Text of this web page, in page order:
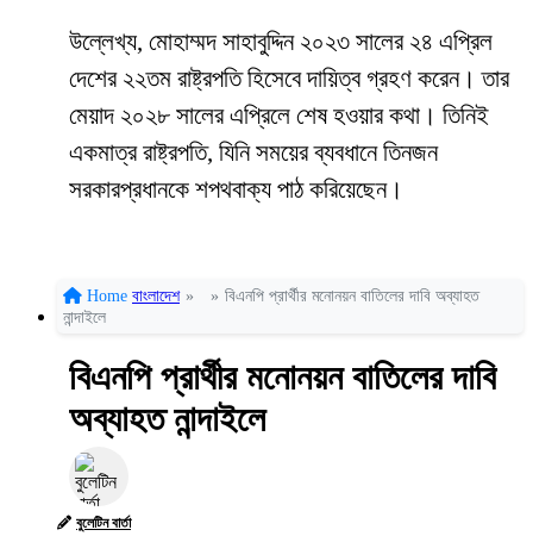
উল্লেখ্য, মোহাম্মদ সাহাবুদ্দিন ২০২৩ সালের ২৪ এপ্রিল
দেশের ২২তম রাষ্ট্রপতি হিসেবে দায়িত্ব গ্রহণ করেন। তার
মেয়াদ ২০২৮ সালের এপ্রিলে শেষ হওয়ার কথা। তিনিই
একমাত্র রাষ্ট্রপতি, যিনি সময়ের ব্যবধানে তিনজন
সরকারপ্রধানকে শপথবাক্য পাঠ করিয়েছেন।
Home বাংলাদেশ » » বিএনপি প্রার্থীর মনোনয়ন বাতিলের দাবি অব্যাহত
নান্দাইলে
বিএনপি প্রার্থীর মনোনয়ন বাতিলের দাবি
অব্যাহত নান্দাইলে
বুলেটিন বার্তা